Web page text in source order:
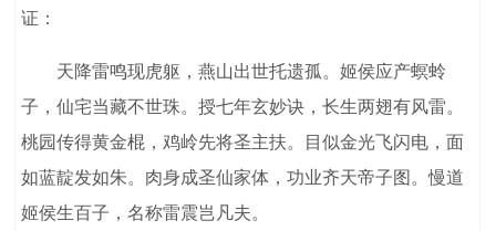
证：
天降雷鸣现虎躯，燕山出世托遗孤。姬侯应产螟蛉
子，仙宅当藏不世珠。授七年玄妙诀，长生两翅有风雷。
桃园传得黄金棍，鸡岭先将圣主扶。目似金光飞闪电，面
如蓝靛发如朱。肉身成圣仙家体，功业齐天帝子图。慢道
姬侯生百子，名称雷震岂凡夫。